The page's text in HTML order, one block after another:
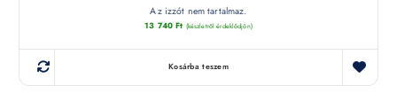
Az izzót nem tartalmaz.
13 740Ft (készletről érdeklődjön)
Kosárba teszem